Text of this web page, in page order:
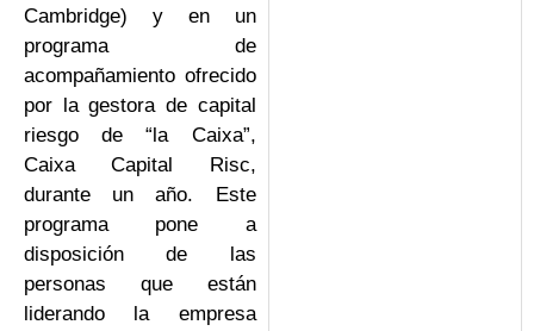
Cambridge) y en un
programa de
acompañamiento ofrecido
por la gestora de capital
riesgo de “la Caixa”,
Caixa Capital Risc,
durante un año. Este
programa pone a
disposición de las
personas que están
liderando la empresa